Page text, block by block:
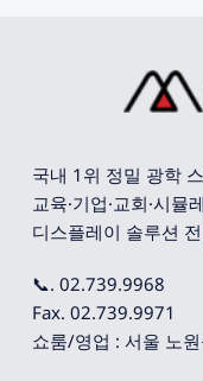
국내 1위 정밀 광학
교육·기업·교회·시뮬
디스플레이 솔루션
📞. 02.739.9968
Fax. 02.739.9971
쇼룸/영업 : 서울 노